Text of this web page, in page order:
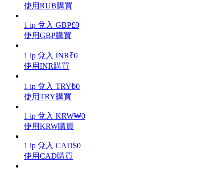
理財
增值寶
使用RUB購買
1 ip 兌入 GBP£0
使用GBP購買
1 ip 兌入 INR₹0
使用INR購買
1 ip 兌入 TRY₺0
使用TRY購買
1 ip 兌入 KRW₩0
使用KRW購買
1 ip 兌入 CAD$0
使用CAD購買